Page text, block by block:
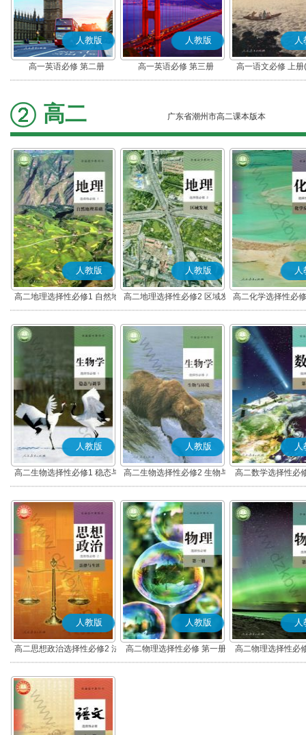
人教版
高一英语必修 第二册
人教版
高一英语必修 第三册
人
高一语文必修 上
高二 广东省潮州市高二课本版本
人教版
高二地理选择性必修1 自然地
理基础
人教版
高二地理选择性必修2 区域发
展
人
高二化学选择性必
应原理
人教版
高二生物选择性必修1 稳态与
调节
人教版
高二生物选择性必修2 生物与
环境
人
高二数学选择性必
(A版)
人教版
高二思想政治选择性必修2 法
律与生活(部编版)
人教版
高二物理选择性必修 第一册
人
高二物理选择性必